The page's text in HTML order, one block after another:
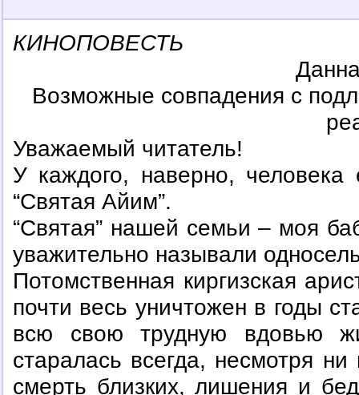
КИНОПОВЕСТЬ
Возможные совпадения с
Уважаемый читатель!
У каждого, наверно, человека
“Святая Айим”.
“Святая” нашей семьи – моя
уважительно называли
Потомственная киргизская
почти весь уничтожен в годы
всю свою трудную вдовью
старалась всегда, несмотря
смерть близких, лишения и